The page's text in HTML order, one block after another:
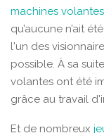
machines volantes
qu’aucune n’ait
l'un des
possible. À sa
volantes ont été
grâce au travail
Et de nombreux